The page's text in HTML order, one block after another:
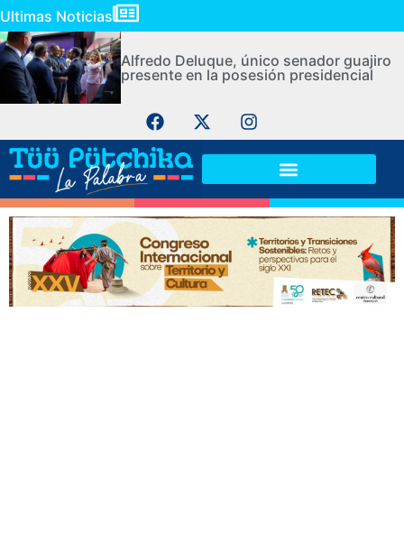
Ultimas Noticias
Alfredo Deluque, único senador guajiro
presente en la posesión presidencial